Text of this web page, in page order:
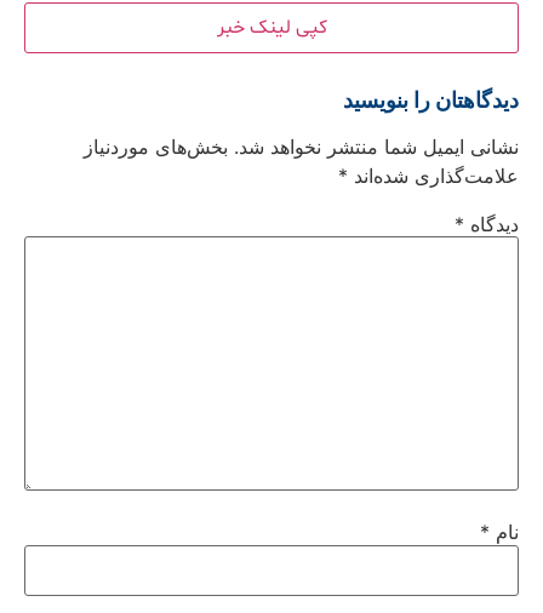
کپی لینک خبر
دیدگاهتان را بنویسید
نشانی ایمیل شما منتشر نخواهد شد. بخش‌های موردنیاز
علامت‌گذاری شده‌اند *
دیدگاه *
نام *